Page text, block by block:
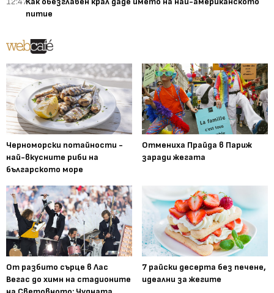
питие
Черноморски потайности -
най-вкусните риби на
българското море
Отмениха Прайда в Париж
заради жегата
От разбито сърце в Лас
Вегас до химн на стадионите
7 райски десерта без печене,
идеални за жегите